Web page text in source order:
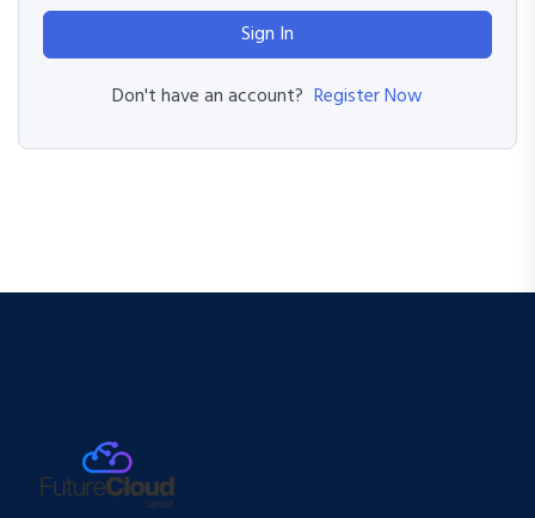
Sign In
Don't have an account? Register Now